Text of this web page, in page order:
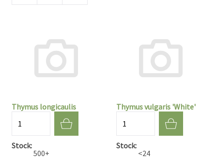
Thymus longicaulis
Stock
500+
Thymus vulgaris 'White'
Stock
<24